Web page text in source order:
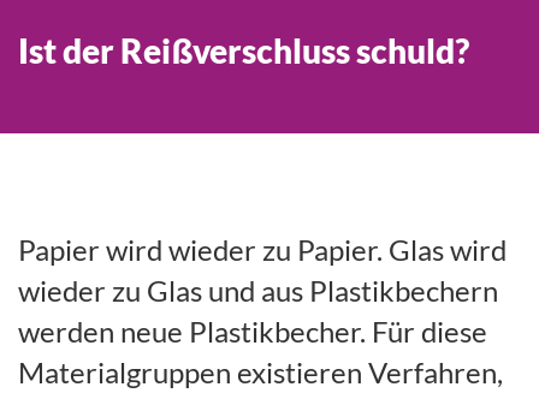
Ist der Reißverschluss schuld?
Papier wird wieder zu Papier. Glas wird
wieder zu Glas und aus Plastikbechern
werden neue Plastikbecher. Für diese
Materialgruppen existieren Verfahren,